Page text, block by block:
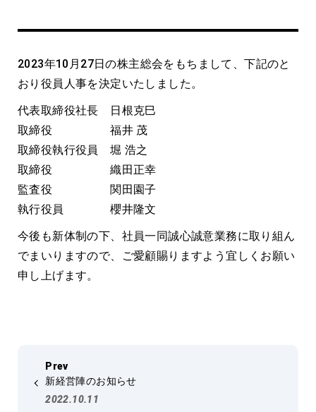
役員人事のお知らせ
2023年10月27日の株主総会をもちまして、下記のと
おり役員人事を決定いたしました。
代表取締役社長 日根克巳
取締役 福井 茂
取締役執行役員 堀 浩之
取締役 織田正幸
監査役 関田園子
執行役員 櫻井隆文
今後も新体制の下、社員一同誠心誠意業務に取り組ん
でまいりますので、ご愛顧賜りますよう宜しくお願い
申し上げます。
新経営陣のお知らせ
2022.10.11